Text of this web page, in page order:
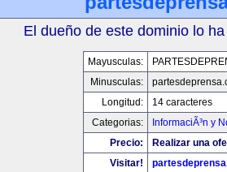
El dueño de este dominio lo
Mayusculas:
Minusculas:
Longitud:
14 caracteres
Categorias:
InformaciÃ³n y
Precio:
Realizar una
Visitar!